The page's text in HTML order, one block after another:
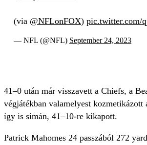
(via @NFLonFOX) pic.twitter.com/
— NFL (@NFL) September 24, 2023
41–0 után már visszavett a Chiefs, a
végjátékban valamelyest kozmetikázott
így is simán, 41–10-re kikapott.
Patrick Mahomes 24 passzából 272